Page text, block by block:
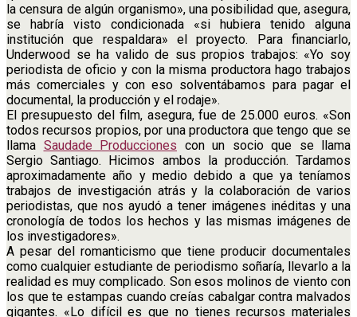
la censura de algún organismo», una posibilidad que, asegura,
se habría visto condicionada «si hubiera tenido alguna
institución que respaldara» el proyecto. Para financiarlo,
Underwood se ha valido de sus propios trabajos: «Yo soy
periodista de oficio y con la misma productora hago trabajos
más comerciales y con eso solventábamos para pagar el
documental, la producción y el rodaje».
El presupuesto del film, asegura, fue de 25.000 euros. «Son
todos recursos propios, por una productora que tengo que se
llama Saudade Producciones con un socio que se llama
Sergio Santiago. Hicimos ambos la producción. Tardamos
aproximadamente año y medio debido a que ya teníamos
trabajos de investigación atrás y la colaboración de varios
periodistas, que nos ayudó a tener imágenes inéditas y una
cronología de todos los hechos y las mismas imágenes de
los investigadores».
A pesar del romanticismo que tiene producir documentales
como cualquier estudiante de periodismo soñaría, llevarlo a la
realidad es muy complicado. Son esos molinos de viento con
los que te estampas cuando creías cabalgar contra malvados
gigantes. «Lo difícil es que no tienes recursos materiales